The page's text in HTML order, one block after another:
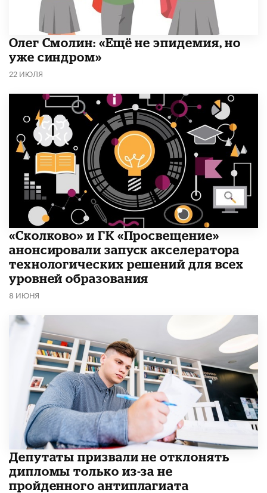
​Олег Смолин: «Ещё не эпидемия, но
уже синдром»
22 ИЮЛЯ
«Сколково» и ГК «Просвещение»
анонсировали запуск акселератора
технологических решений для всех
уровней образования
8 ИЮНЯ
Депутаты призвали не отклонять
дипломы только из-за не
пройденного антиплагиата